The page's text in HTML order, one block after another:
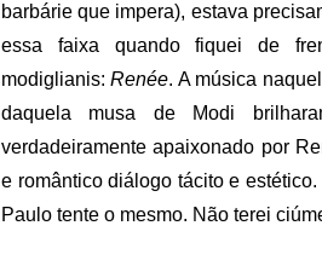
barbárie que impera), estava
essa faixa quando fiquei de
modiglianis:Renée. A música
daquela musa de Modi
verdadeiramente apaixonado por
e romântico diálogo tácito e
Paulo tente o mesmo. Não terei